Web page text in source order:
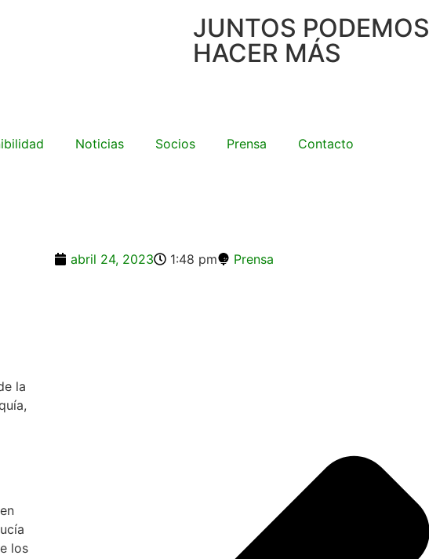
JUNTOS PODEMOS
HACER MÁS
Noticias Socios Prensa Contacto
la
los
abril 24, 2023 1:48 pm Prensa